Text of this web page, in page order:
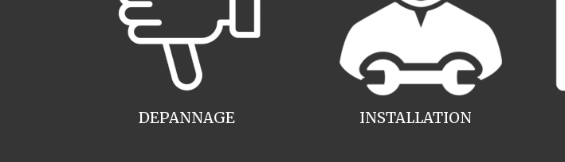
INSTALLATION
DEPANNAGE